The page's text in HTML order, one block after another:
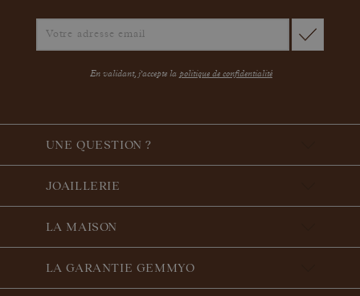
En validant, j'accepte la politique de confidentialité
UNE QUESTION ?
JOAILLERIE
LA MAISON
LA GARANTIE GEMMYO